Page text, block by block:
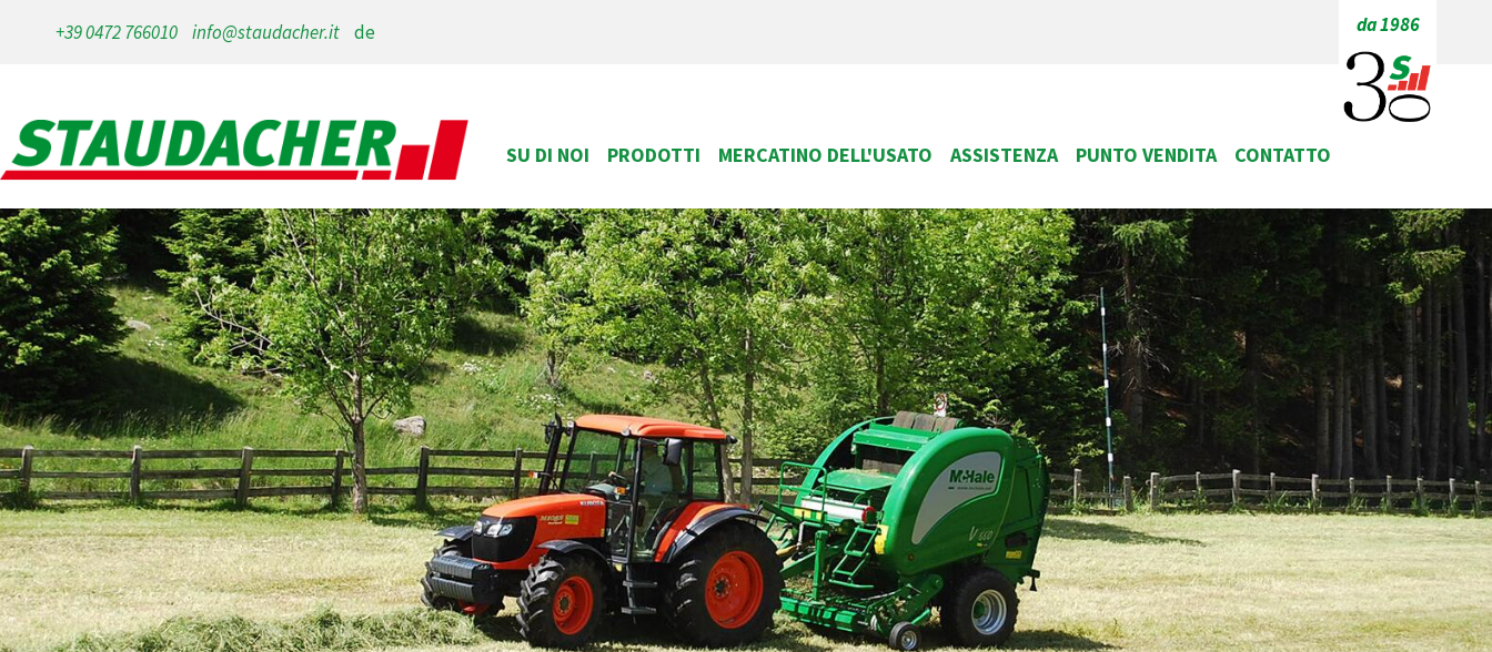
+39 0472 766010 info@staudacher.it de da 1986
SU DI NOI PRODOTTI MERCATINO DELL'USATO ASSISTENZA PUNTO VENDITA CONTATTO